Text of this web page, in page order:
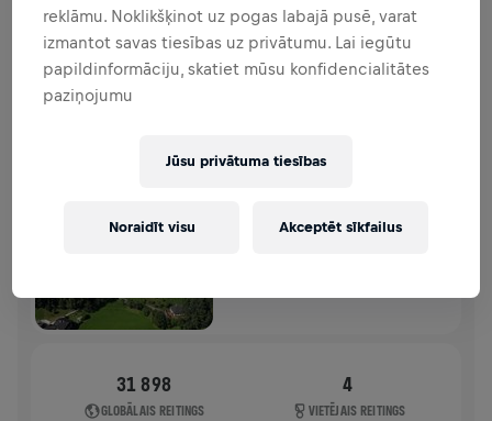
tiks novirzīti mugurkaula smadzeņu izpētei.
HISTORY
2025. g. 04. maijs
31 898
GLOBĀLAIS REITINGS
4
VIETĒJAIS REITINGS
reklāmu. Noklikšķinot uz pogas labajā pusē, varat
izmantot savas tiesības uz privātumu. Lai iegūtu
papildinformāciju, skatiet mūsu konfidencialitātes
paziņojumu
Jūsu privātuma tiesības
Noraidīt visu Akceptēt sīkfailus